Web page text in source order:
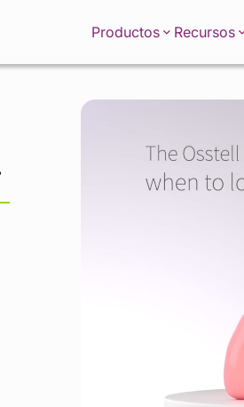
Productos Recursos